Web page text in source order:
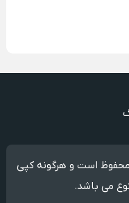
است و هرگونه کپی
می باشد.